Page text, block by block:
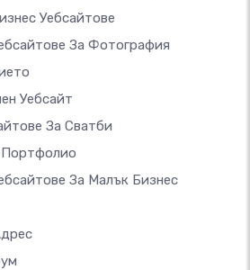
Уебсайтове
За Фотография
Уебсайт
За Сватби
Портфолио
За Малък Бизнес